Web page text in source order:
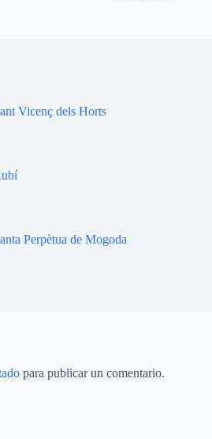
Vicenç dels Horts
Perpètua de Mogoda
para publicar un comentario.